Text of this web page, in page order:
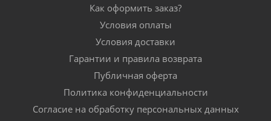
Как оформить заказ?
Условия оплаты
Условия доставки
Гарантии и правила возврата
Публичная оферта
Политика конфиденциальности
Согласие на обработку персональных данных